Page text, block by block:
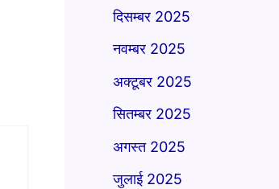
दिसम्बर 2025
नवम्बर 2025
अक्टूबर 2025
सितम्बर 2025
अगस्त 2025
जुलाई 2025